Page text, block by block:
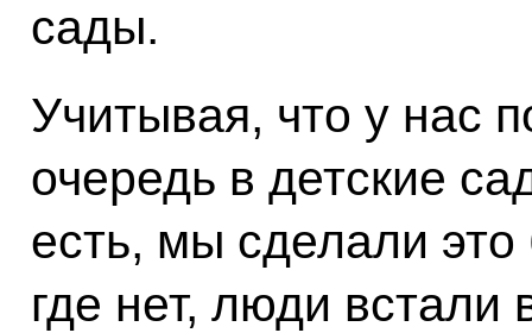
сады.
Учитывая, что у нас
очередь в детские
есть, мы сделали
где нет, люди